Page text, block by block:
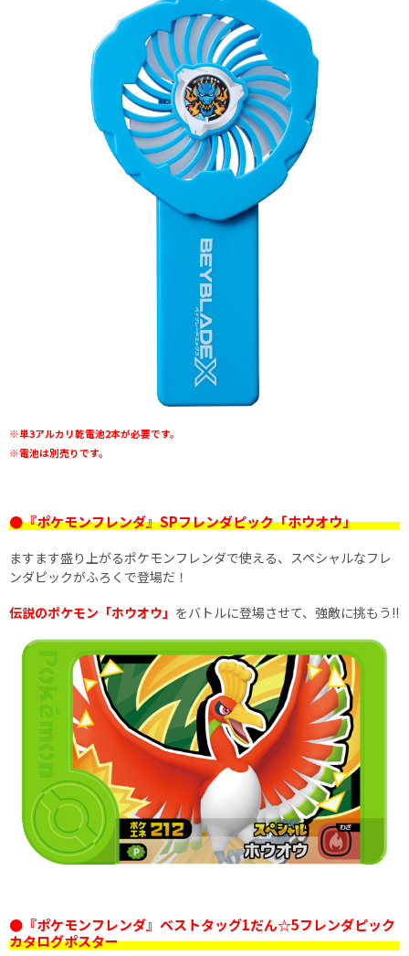
※単3アルカリ乾電池2本が必要です。
※電池は別売りです。
●『ポケモンフレンダ』SPフレンダピック「ホウオウ」
ますます盛り上がるポケモンフレンダで使える、スペシャルなフレ
ンダピックがふろくで登場だ！
伝説のポケモン「ホウオウ」 をバトルに登場させて、強敵に挑もう!!
●『ポケモンフレンダ』ベストタッグ1だん☆5フレンダピック
カタログポスター